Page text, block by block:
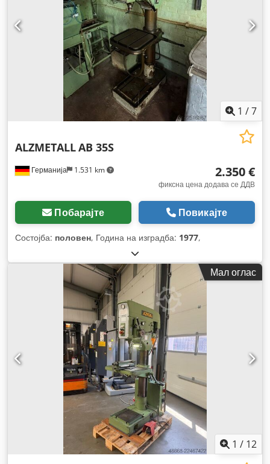
1 /7
Германија 1.531 km
ALZMETALLAB 35S
2.350 €
фиксна цена додава се ДДВ
Побарајте Повикајте
Состојба: половен, Година на изградба: 1977,
Мал оглас
1 / 12